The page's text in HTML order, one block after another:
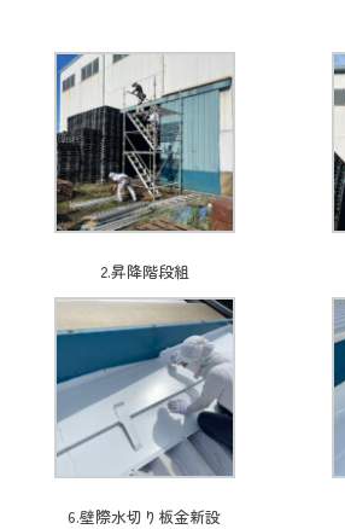
2.昇降階段組
6.壁際水切り板金新設